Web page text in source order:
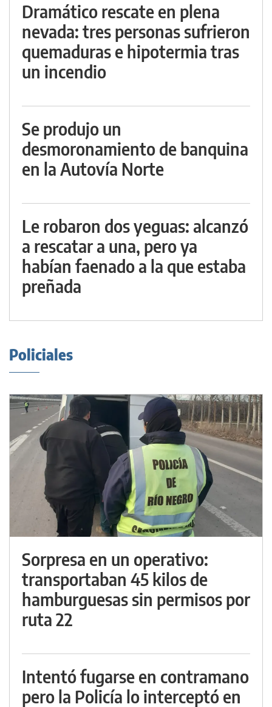
Dramático rescate en plena
nevada: tres personas sufrieron
quemaduras e hipotermia tras
un incendio
Se produjo un
desmoronamiento de banquina
en la Autovía Norte
Le robaron dos yeguas: alcanzó
a rescatar a una, pero ya
habían faenado a la que estaba
preñada
Policiales
Sorpresa en un operativo:
transportaban 45 kilos de
hamburguesas sin permisos por
ruta 22
Intentó fugarse en contramano
pero la Policía lo interceptó en